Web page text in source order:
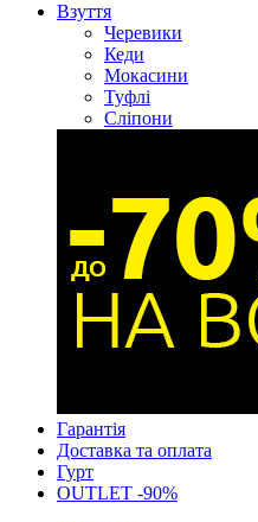
Взуття
Черевики
Кеди
Мокасини
Туфлі
Сліпони
Гарантія
Доставка та оплата
Гурт
OUTLET -90%